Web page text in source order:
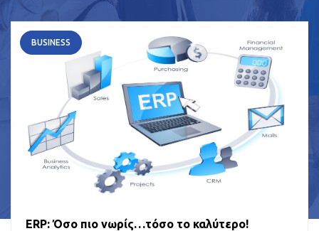
BUSINESS
ERP: Όσο πιο νωρίς…τόσο το καλύτερο!